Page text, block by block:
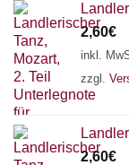
2,60€
inkl.
zzgl.
2,60€